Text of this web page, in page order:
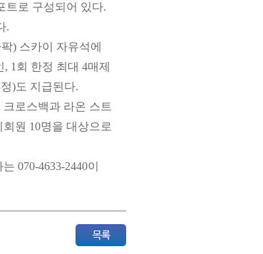
트로 구성되어 있다.
.
) 스카이 자유석에
1회 한정 최대 4매제
)도 지급된다.
로스백과 라온 스트
원 10명을 대상으로
070-4633-2440이